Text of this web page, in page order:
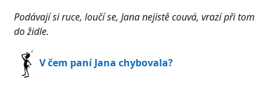
Podávají si ruce, loučí se, Jana nejistě couvá, vrazí při tom
do židle.
V čem paní Jana chybovala?